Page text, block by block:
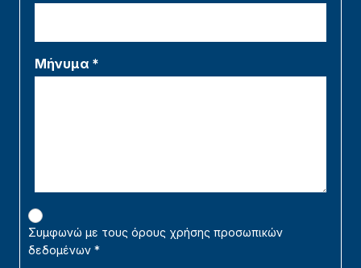
Μήνυμα *
Συμφωνώ με τους όρους χρήσης προσωπικών
δεδομένων *